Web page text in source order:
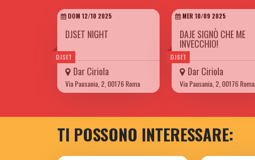
DJSET
DOM 12/10 2025
DJSET NIGHT
Dar Ciriola
Via Pausania, 2, 00176 Roma
DJSET
MER 10/09 2025
DAJE SIGNÒ CHE ME
INVECCHIO!
Dar Ciriola
Via Pausania, 2, 00176 Roma
TI POSSONO INTERESSARE: